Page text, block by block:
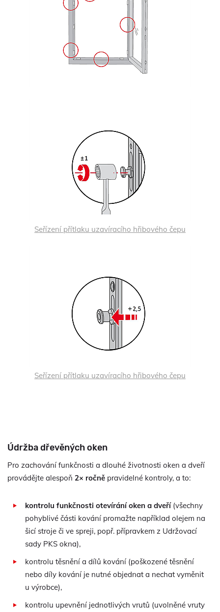
Seřízení přítlaku uzavíracího hřibového čepu
Seřízení přítlaku uzavíracího hřibového čepu
Údržba dřevěných oken
Pro zachování funkčnosti a dlouhé životnosti oken a dveří
provádějte alespoň 2× ročně pravidelné kontroly, a to:
kontrolu funkčnosti otevírání oken a dveří(všechny
pohyblivé části kování promažte například olejem na
šicí stroje či ve spreji, popř. přípravkem z Udržovací
sady PKS okna),
kontrolu těsnění a dílů kování (poškozené těsnění
nebo díly kování je nutné objednat a nechat vyměnit
u výrobce),
kontrolu upevnění jednotlivých vrutů (uvolněné vruty